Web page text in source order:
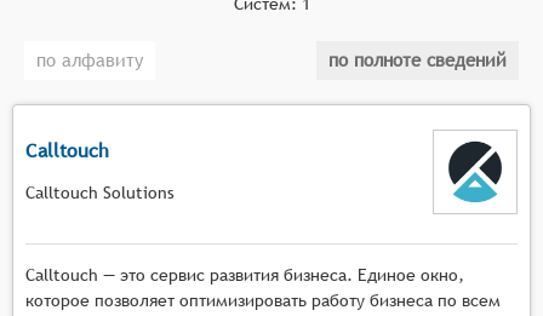
системы должны иметь следующие функциональные
распознавание и классификация типов
входящих звонков на основе анализа голосовых
данных,
автоматическое определение ключевых
параметров звонка, таких как длительность
разговора, время ожидания ответа, частота
повторных звонков,
по алфавиту по полноте сведений
Calltouch
Calltouch Solutions
Calltouch — это сервис развития бизнеса. Единое окно,
которое позволяет оптимизировать работу бизнеса по всем